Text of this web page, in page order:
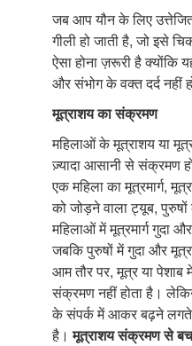
जब आप यौन के लिए
गीली हो जाती है, जो इसे
ऐसा होना ज़रूरी है क्योंकि
और संभोग के वक्त दर्द नहीं
मूत्राशयकासंक्रमण
महिलाओं के मूत्राशय या
ज़्यादा आसानी से संक्रमण
एक महिला का मूत्रमार्ग,
को जोड़ने वाला ट्यूब, पुरुषों
महिलाओं में मूत्रमार्ग गुदा
जबकि पुरुषों में गुदा और
आम तौर पर, मूत्र या पेशाब
संक्रमण नहीं होता है।
के संपर्क में आकर बढ़ने
है।मूत्राशयसंक्रमणसे